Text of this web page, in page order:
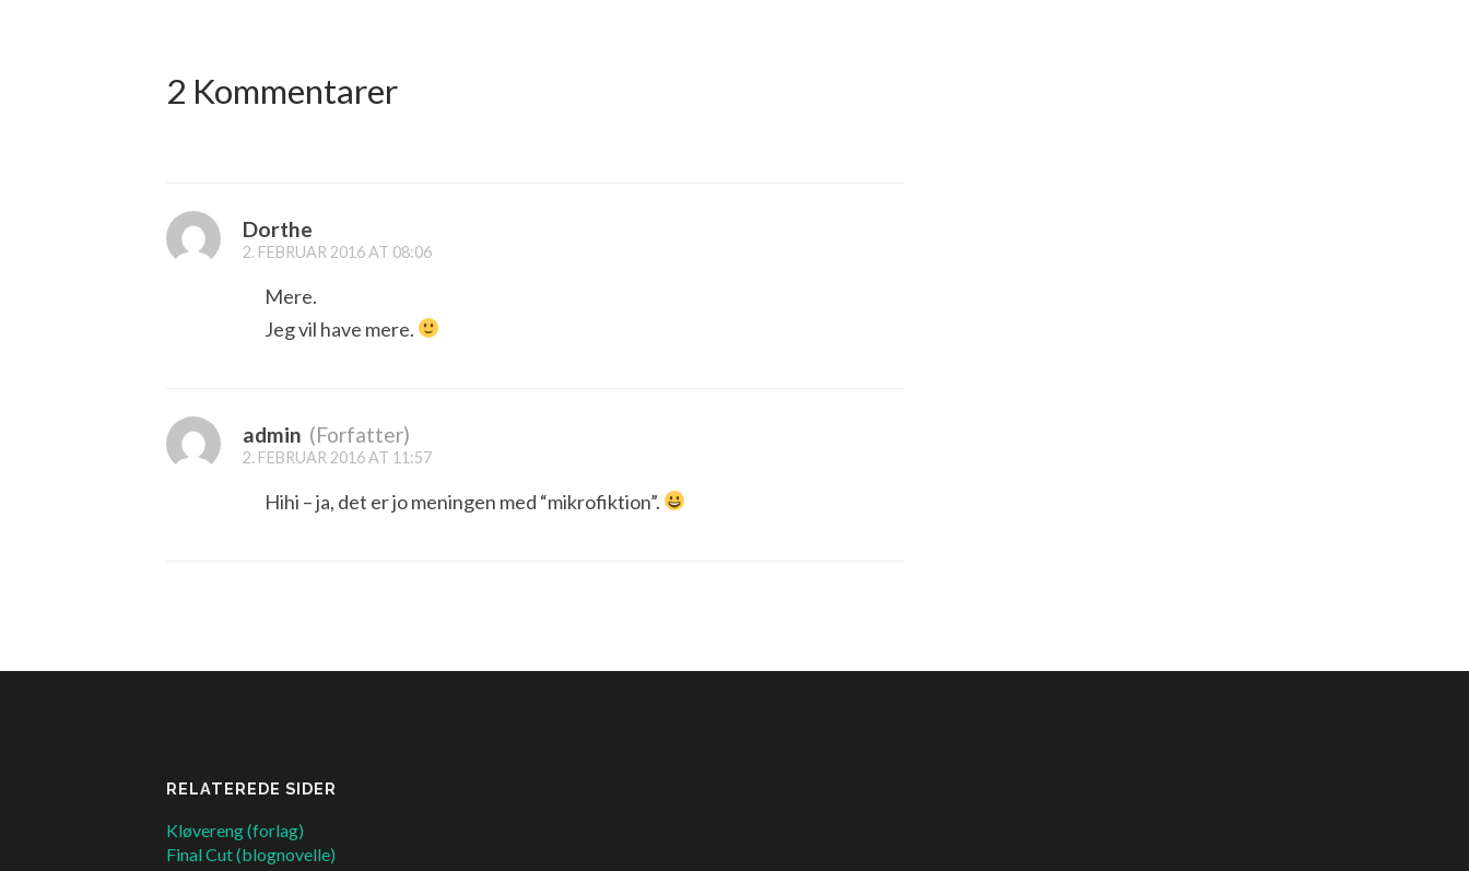
2 Kommentarer
Dorthe
2. FEBRUAR 2016 AT 08:06
Mere.
Jeg vil have mere.
admin (Forfatter)
2. FEBRUAR 2016 AT 11:57
Hihi – ja, det er jo meningen med “mikrofiktion”.
RELATEREDE SIDER
Kløvereng (forlag)
Final Cut (blognovelle)